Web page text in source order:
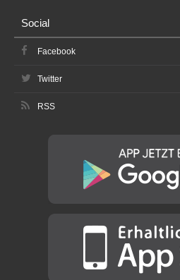
Social
Facebook
Twitter
RSS